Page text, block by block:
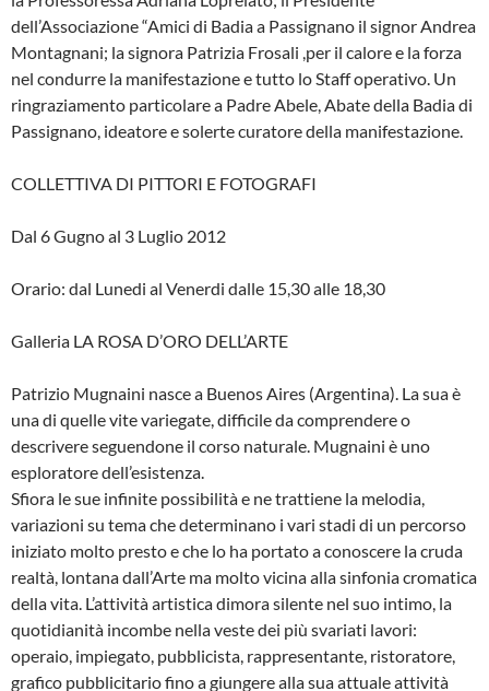
dell’Associazione “Amici di Badia a Passignano il signor Andrea
Montagnani; la signora Patrizia Frosali ,per il calore e la forza
nel condurre la manifestazione e tutto lo Staff operativo. Un
ringraziamento particolare a Padre Abele, Abate della Badia di
Passignano, ideatore e solerte curatore della manifestazione.
COLLETTIVA DI PITTORI E FOTOGRAFI
Dal 6 Gugno al 3 Luglio 2012
Orario: dal Lunedi al Venerdi dalle 15,30 alle 18,30
Galleria LA ROSA D’ORO DELL’ARTE
Patrizio Mugnaini nasce a Buenos Aires (Argentina). La sua è
una di quelle vite variegate, difficile da comprendere o
descrivere seguendone il corso naturale. Mugnaini è uno
esploratore dell’esistenza.
Sfiora le sue infinite possibilità e ne trattiene la melodia,
variazioni su tema che determinano i vari stadi di un percorso
iniziato molto presto e che lo ha portato a conoscere la cruda
realtà, lontana dall’Arte ma molto vicina alla sinfonia cromatica
della vita. L’attività artistica dimora silente nel suo intimo, la
quotidianità incombe nella veste dei più svariati lavori:
operaio, impiegato, pubblicista, rappresentante, ristoratore,
grafico pubblicitario fino a giungere alla sua attuale attività